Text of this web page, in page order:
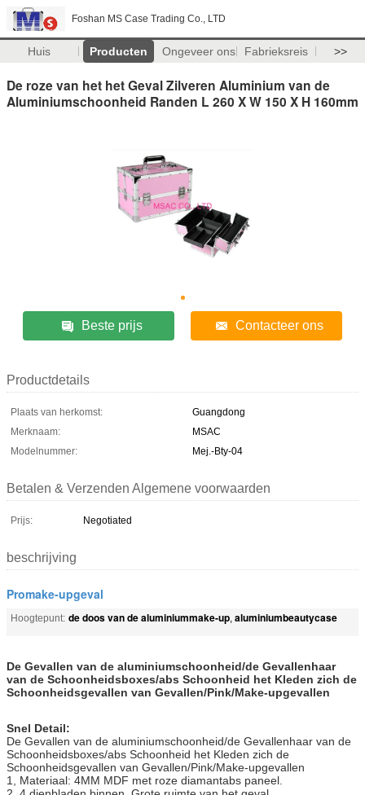
Foshan MS Case Trading Co., LTD
Huis Producten Ongeveer ons Fabrieksreis >>
De roze van het het Geval Zilveren Aluminium van de
Aluminiumschoonheid Randen L 260 X W 150 X H 160mm
Beste prijs Contacteer ons
Productdetails
Plaats van herkomst:
Guangdong
Merknaam:
MSAC
Modelnummer:
Mej.-Bty-04
Betalen & Verzenden Algemene voorwaarden
Prijs: Negotiated
beschrijving
Promake-upgeval
Hoogtepunt: de doos van de aluminiummake-up, aluminiumbeautycase
De Gevallen van de aluminiumschoonheid/de Gevallenhaar
van de Schoonheidsboxes/abs Schoonheid het Kleden zich de
Schoonheidsgevallen van Gevallen/Pink/Make-upgevallen
Snel Detail:
De Gevallen van de aluminiumschoonheid/de Gevallenhaar van de
Schoonheidsboxes/abs Schoonheid het Kleden zich de
Schoonheidsgevallen van Gevallen/Pink/Make-upgevallen
1, Materiaal: 4MM MDF met roze diamantabs paneel.